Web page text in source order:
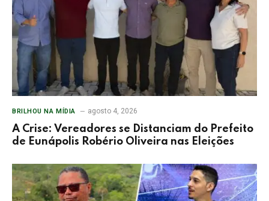
BRILHOU NA MÍDIA agosto 4, 2026
A Crise: Vereadores se Distanciam do Prefeito
de Eunápolis Robério Oliveira nas Eleições